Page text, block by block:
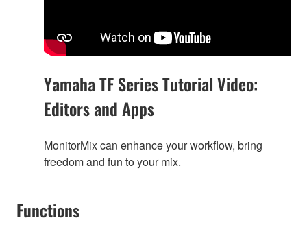
Yamaha TF Series Tutorial Video:
Editors and Apps
MonitorMix can enhance your workflow, bring
freedom and fun to your mix.
Functions